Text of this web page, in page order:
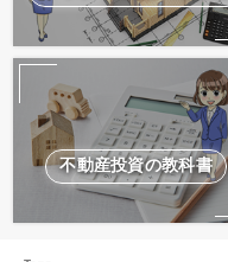
不動産投資の教科書